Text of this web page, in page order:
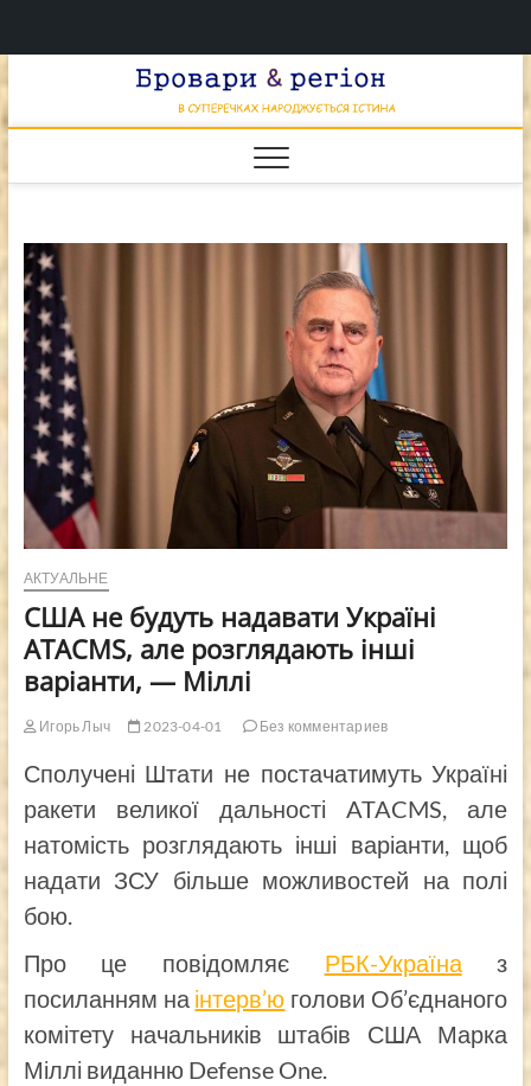
содержимому
НАРОДЖУЄТЬСЯ
АКТУАЛЬНЕ
США не будуть надавати Україні
ATACMS, але розглядають інші
варіанти, — Міллі
Игорь Лыч 2023-04-01 Без комментариев
Сполучені Штати не постачатимуть Україні
ракети великої дальності ATACMS, але
натомість розглядають інші варіанти, щоб
надати ЗСУ більше можливостей на полі
бою.
Про це повідомляє РБК-Україназ
посиланням на інтерв’ю голови Об’єднаного
комітету начальників штабів США Марка
Міллі виданню Defense One.